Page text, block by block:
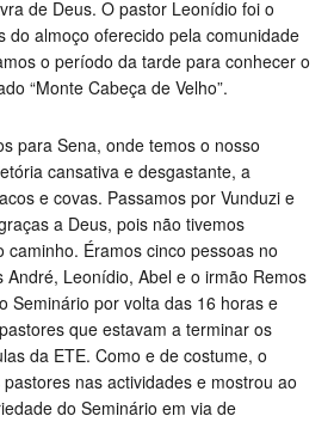
de Deus. O pastor Leonídio foi o
do almoço oferecido pela comunidade
o período da tarde para conhecer o
“Monte Cabeça de Velho”.
para Sena, onde temos o nosso
cansativa e desgastante, a
e covas. Passamos por Vunduzi e
a Deus, pois não tivemos
caminho. Éramos cinco pessoas no
Leonídio, Abel e o irmão Remos
Seminário por volta das 16 horas e
que estavam a terminar os
da ETE. Como e de costume, o
nas actividades e mostrou ao
do Seminário em via de